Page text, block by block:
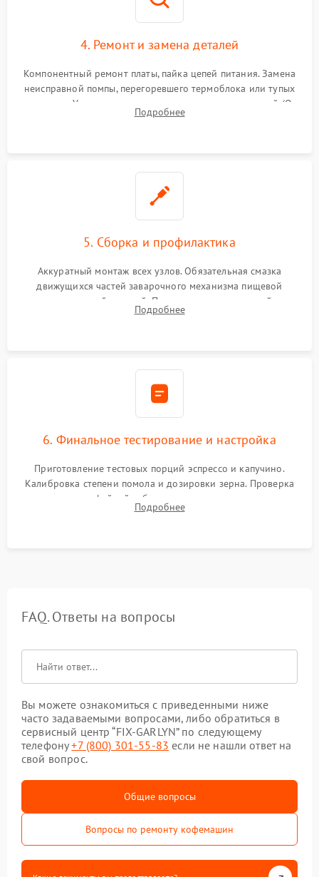
4. Ремонт и замена деталей
Компонентный ремонт платы, пайка цепей питания. Замена
неисправной помпы, перегоревшего термоблока или тупых
жерновов. Установка новых силиконовых уплотнителей (O-
ring) и тефлоновых трубок для надежного устранения
Подробнее
5. Сборка и профилактика
Аккуратный монтаж всех узлов. Обязательная смазка
движущихся частей заварочного механизма пищевой
силиконовой смазкой. Проведение программной
декальцинации и очистки системы от кофейных масел.
Подробнее
6. Финальное тестирование и настройка
Приготовление тестовых порций эспрессо и капучино.
Калибровка степени помола и дозировки зерна. Проверка
плотности кофейной таблетки, температуры напитка и
качества молочной пены. Контроль отсутствия посторонних
Подробнее
FAQ. Ответы на вопросы
Вы можете ознакомиться с приведенными ниже
часто задаваемыми вопросами, либо обратиться в
сервисный центр “FIX-GARLYN” по следующему
телефону+7 (800) 301-55-83 если не нашли ответ на
свой вопрос.
Общие вопросы
Вопросы по ремонту кофемашин